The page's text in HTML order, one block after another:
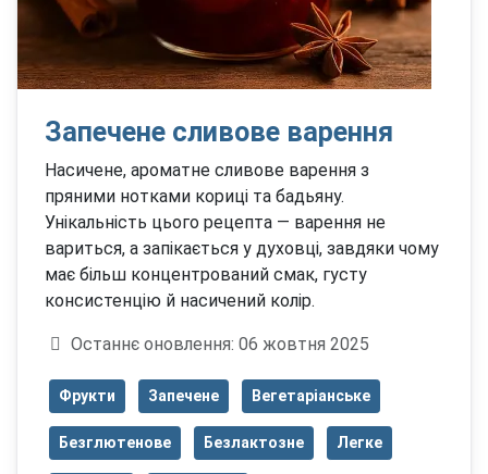
Запечене сливове варення
Насичене, ароматне сливове варення з
пряними нотками кориці та бадьяну.
Унікальність цього рецепта — варення не
вариться, а запікається у духовці, завдяки чому
має більш концентрований смак, густу
консистенцію й насичений колір.
Деталі
Останнє оновлення: 06 жовтня 2025
Фрукти Запечене Вегетаріанське
Безглютенове Безлактозне Легке